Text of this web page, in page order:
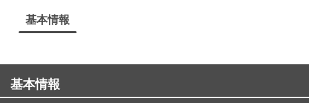
基本情報
基本情報